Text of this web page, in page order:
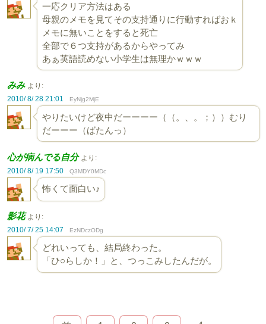
一応クリア方法はある
母親のメモを見てその支持通りに行動すればおｋ
メモに無いことをすると死亡
全部で６つ支持があるからやってみ
あぁ英語読めない小学生は無理かｗｗｗ
みみ より:
2010/ 8/ 28 21:01
EyNjg2MjE
やりたいけど夜中だーーーー（（。、。；））むり
だーーー（ばたんっ）
心が病んでる自分 より:
2010/ 8/ 19 17:50
Q3MDY0MDc
怖くて面白い♪
影花 より:
2010/ 7/ 25 14:07
EzNDczODg
どれいっても、結局終わった。
「ひ○らしか！」と、つっこみしたんだが。